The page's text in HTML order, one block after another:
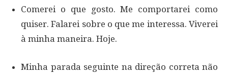
Comerei o que gosto. Me comportarei como
quiser. Falarei sobre o que me interessa. Viverei
à minha maneira. Hoje.
Minha parada seguinte na direção correta não